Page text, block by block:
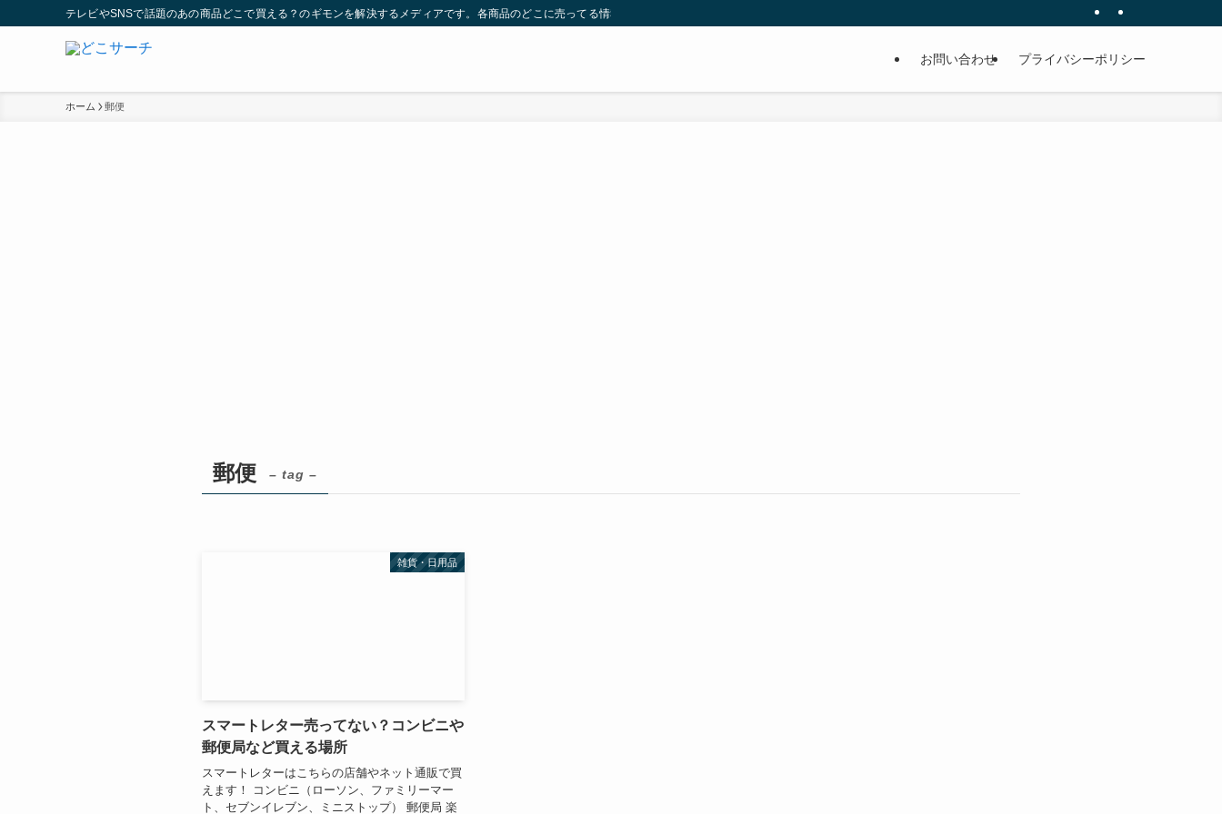
テレビやSNSで話題のあの商品どこで買える？のギモンを解決するメディアです。各商品のどこに売ってる情報を発信しています！
お問い合わせ プライバシーポリシー
ホーム 郵便
郵便 – tag –
雑貨・日用品
スマートレター売ってない？コンビニや
郵便局など買える場所
スマートレターはこちらの店舗やネット通販で買
えます！ コンビニ（ローソン、ファミリーマー
ト、セブンイレブン、ミニストップ） 郵便局 楽